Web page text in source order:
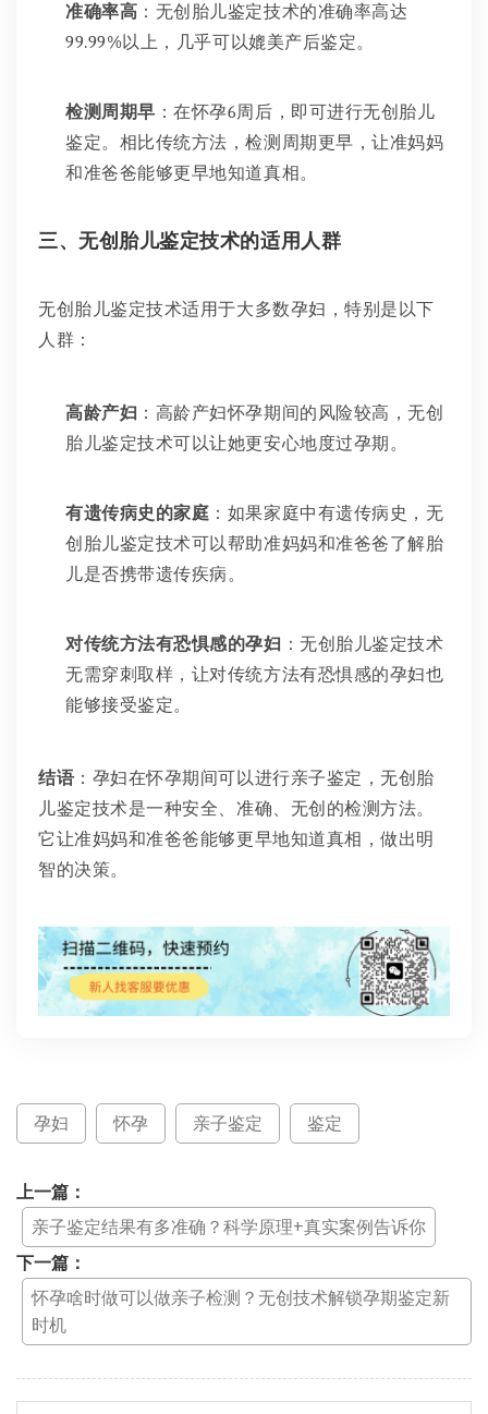
准确率高 ：无创胎儿鉴定技术的准确率高达
99.99%以上，几乎可以媲美产后鉴定。
检测周期早 ：在怀孕6周后，即可进行无创胎儿
鉴定。相比传统方法，检测周期更早，让准妈妈
和准爸爸能够更早地知道真相。
三、无创胎儿鉴定技术的适用人群
无创胎儿鉴定技术适用于大多数孕妇，特别是以下
人群：
高龄产妇 ：高龄产妇怀孕期间的风险较高，无创
胎儿鉴定技术可以让她更安心地度过孕期。
有遗传病史的家庭 ：如果家庭中有遗传病史，无
创胎儿鉴定技术可以帮助准妈妈和准爸爸了解胎
儿是否携带遗传疾病。
对传统方法有恐惧感的孕妇 ：无创胎儿鉴定技术
无需穿刺取样，让对传统方法有恐惧感的孕妇也
能够接受鉴定。
结语 ：孕妇在怀孕期间可以进行亲子鉴定，无创胎
儿鉴定技术是一种安全、准确、无创的检测方法。
它让准妈妈和准爸爸能够更早地知道真相，做出明
智的决策。
孕妇 怀孕 亲子鉴定 鉴定
上一篇：
亲子鉴定结果有多准确？科学原理+真实案例告诉你
下一篇：
怀孕啥时做可以做亲子检测？无创技术解锁孕期鉴定新
时机